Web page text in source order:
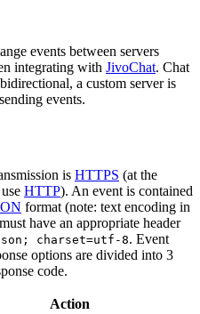
events between servers
integrating with JivoChat. Chat
a custom server is
events.
is HTTPS (at the
HTTP). An event is contained
format (note: text encoding in
have an appropriate header
charset=utf-8. Event
options are divided into 3
code.
Action